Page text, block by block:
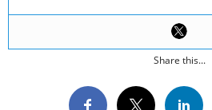
Share this...